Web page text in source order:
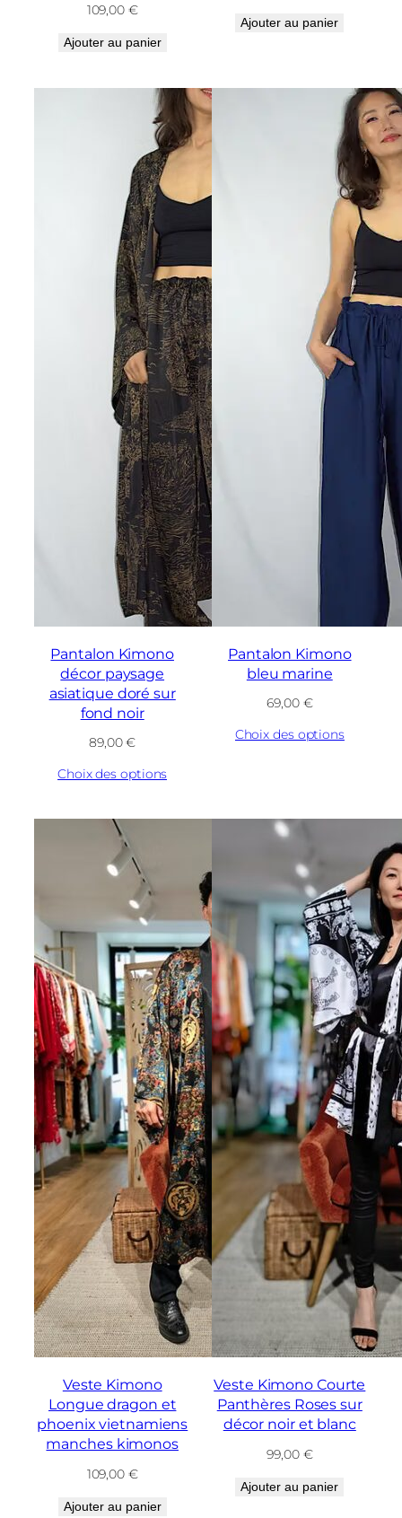
109,00 €
Ajouter au panier
Ajouter au panier
Pantalon Kimono
décor paysage
asiatique doré sur
fond noir
89,00€
Choix des options
Pantalon Kimono
bleu marine
69,00 €
Choix des options
Veste Kimono
Longue dragon et
phoenix vietnamiens
manches kimonos
109,00 €
Ajouter au panier
Veste Kimono Courte
Panthères Roses sur
décor noir et blanc
99,00 €
Ajouter au panier